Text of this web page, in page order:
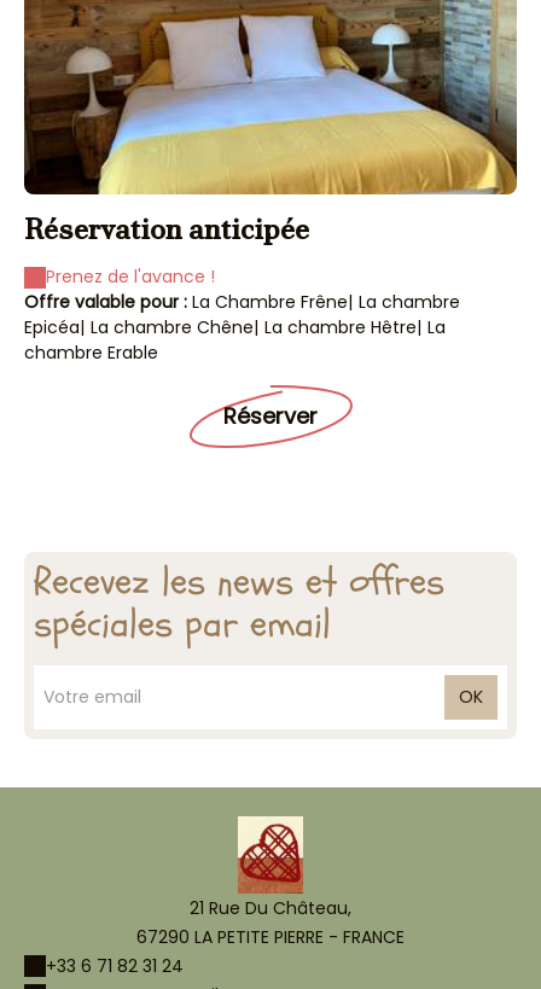
Réservation anticipée
Prenez de l'avance !
Offre valable pour : La Chambre Frêne| La chambre
Epicéa| La chambre Chêne| La chambre Hêtre| La
chambre Erable
Réserver
Recevez les news et offres
spéciales par email
OK
21 Rue Du Château,
67290 LA PETITE PIERRE - FRANCE
+33 6 71 82 31 24